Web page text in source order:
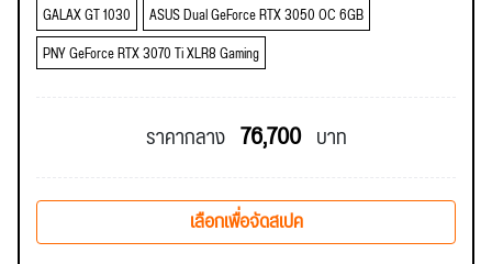
GALAX GT 1030
ASUS Dual GeForce RTX 3050 OC 6GB
PNY GeForce RTX 3070 Ti XLR8 Gaming
ราคากลาง 76,700 บาท
เลือกเพื่อจัดสเปค